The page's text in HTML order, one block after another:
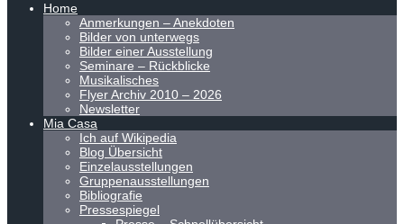
Home
Anmerkungen – Anekdoten
Bilder von unterwegs
Bilder einer Ausstellung
Seminare – Rückblicke
Musikalisches
Flyer Archiv 2010 – 2026
Newsletter
Mia Casa
Ich auf Wikipedia
Blog Übersicht
Einzelausstellungen
Gruppenausstellungen
Bibliografie
Pressespiegel